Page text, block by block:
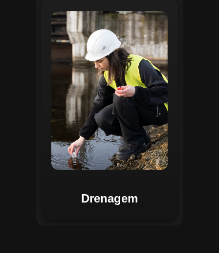
Drenagem
O módulo de Gestão de Drenagem do
Regente aplica o geoprocessamento para
mapear redes de drenagem subterrâneas
e superficiais. A plataforma permite
identificar pontos de alagamento, planejar
intervenções e monitorar a eficiência das
estruturas de drenagem. Com análises
baseadas em dados coletados, o sistema
contribui para o planejamento urbano
sustentável, reduzindo riscos de
enchentes e otimizando a alocação de
recursos. Relatórios visuais facilitam a
comunicação dos resultados e o
acompanhamento dos projetos de
melhoria.